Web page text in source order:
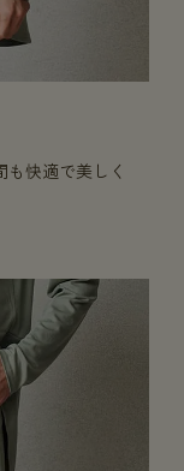
快適で美しく